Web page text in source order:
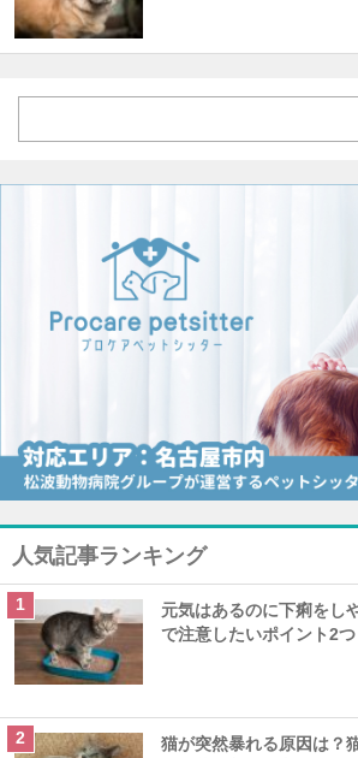
人気記事ランキング
元気はあるのに下痢をし
で注意したいポイント2つ
猫が突然暴れる原因は？